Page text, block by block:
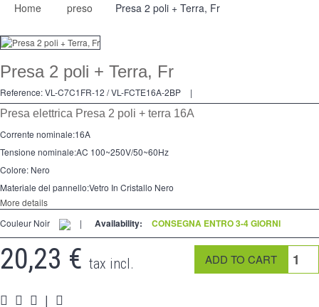
Interruttori
Dimmer
2 modi
accessori
Pièces
Home preso Presa 2 poli + Terra, Fr
Presa 2 poli + Terra, Fr
Reference:VL-C7C1FR-12 / VL-FCTE16A-2BP
|
Presa elettrica Presa 2 poli + terra 16A
Corrente nominale:16A
Tensione nominale:AC 100~250V/50~60Hz
Colore: Nero
Materiale del pannello:Vetro In Cristallo Nero
More details
Couleur Noir
| Availability: CONSEGNA ENTRO 3-4 GIORNI
20,23 € tax incl.
|